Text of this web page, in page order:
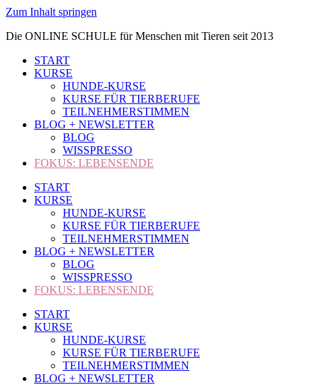
Zum Inhalt springen
Die ONLINE SCHULE für Menschen mit Tieren seit 2013
START
KURSE
HUNDE-KURSE
KURSE FÜR TIERBERUFE
TEILNEHMERSTIMMEN
BLOG + NEWSLETTER
BLOG
WISSPRESSO
FOKUS: LEBENSENDE
START
KURSE
HUNDE-KURSE
KURSE FÜR TIERBERUFE
TEILNEHMERSTIMMEN
BLOG + NEWSLETTER
BLOG
WISSPRESSO
FOKUS: LEBENSENDE
START
KURSE
HUNDE-KURSE
KURSE FÜR TIERBERUFE
TEILNEHMERSTIMMEN
BLOG + NEWSLETTER